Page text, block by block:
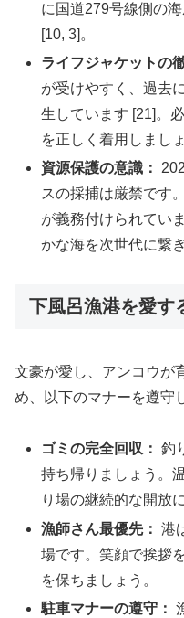
に国道279号線側の
[10, 3]。
ライフジャケットの
が受けやすく、過去
生しています [21]。
を正しく着用しましょ
資源保護の意識：
スの採捕は厳禁です
が義務付けられてい
かな海を次世代に繋
下風呂漁港を愛す
文豪が愛し、アンコウが
め、以下のマナーを遵守
ゴミの完全回収： 釣
持ち帰りましょう。
り場の継続的な開放
漁師さん最優先： 港
場です。笑顔で挨拶
を保ちましょう。
駐車マナーの遵守：